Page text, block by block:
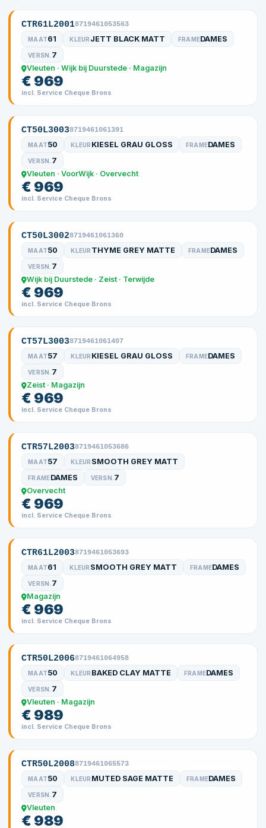
CTR61L20018719461053563
MAAT61 KLEUR JETT BLACK MATT FRAMEDAMES
VERSN. 7
Vleuten · Wijk bij Duurstede · Magazijn
€ 969
incl. Service Cheque Brons
CT50L30038719461061391
MAAT50 KLEUR KIESEL GRAU GLOSS FRAMEDAMES
VERSN. 7
Vleuten · VoorWijk · Overvecht
€ 969
incl. Service Cheque Brons
CT50L30028719461061360
MAAT50 KLEUR THYME GREY MATTE FRAMEDAMES
VERSN. 7
Wijk bij Duurstede · Zeist · Terwijde
€ 969
incl. Service Cheque Brons
CT57L30038719461061407
MAAT57 KLEUR KIESEL GRAU GLOSS FRAMEDAMES
VERSN. 7
Zeist · Magazijn
€ 969
incl. Service Cheque Brons
CTR57L20038719461053686
MAAT57 KLEUR SMOOTH GREY MATT
FRAMEDAMES VERSN. 7
Overvecht
€ 969
incl. Service Cheque Brons
CTR61L20038719461053693
MAAT61 KLEUR SMOOTH GREY MATT FRAMEDAMES
VERSN. 7
Magazijn
€ 969
incl. Service Cheque Brons
CTR50L20068719461064958
MAAT50 KLEUR BAKED CLAY MATTE FRAMEDAMES
VERSN. 7
Vleuten · Magazijn
€ 989
incl. Service Cheque Brons
CTR50L20088719461065573
MAAT50 KLEUR MUTED SAGE MATTE FRAMEDAMES
VERSN. 7
Vleuten
€ 989